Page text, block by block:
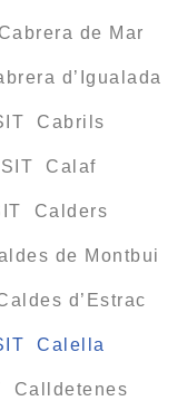
de Mar
d’Igualada
Cabrils
Calaf
Calders
de Montbui
d’Estrac
Calella
Calldetenes